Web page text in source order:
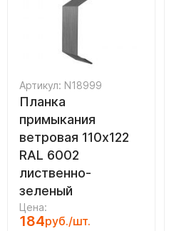
Артикул: N18999
Планка
примыкания
ветровая 110х122
RAL 6002
лиственно-
зеленый
Цена:
184руб./шт.